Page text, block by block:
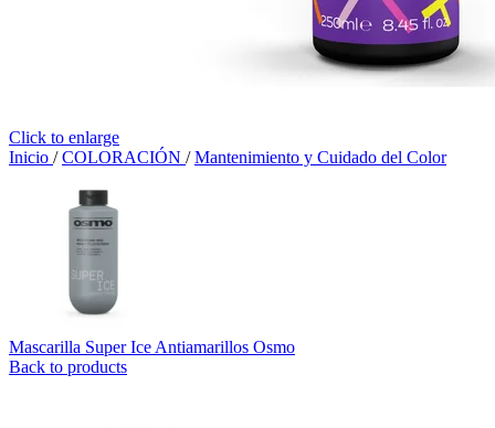
Click to enlarge
Inicio / COLORACIÓN / Mantenimiento y Cuidado del Color
Mascarilla Super Ice Antiamarillos Osmo
Back to products